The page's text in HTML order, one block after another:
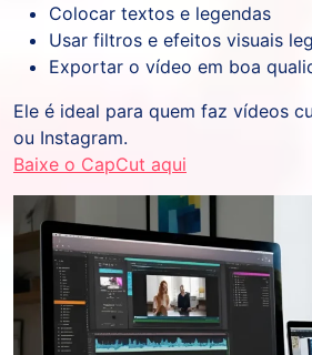
Colocar textos e legendas
Usar filtros e efeitos visuais
Exportar o vídeo em boa
Ele é ideal para quem faz vídeos
ou Instagram.
Baixe o CapCut aqui